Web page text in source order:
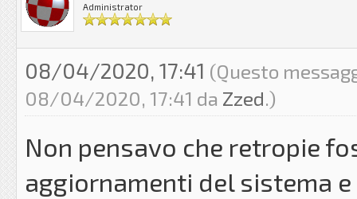
Administrator
08/04/2020, 17:41 (Questo
08/04/2020, 17:41 da Zzed.)
Non pensavo che retropie
aggiornamenti del sistema